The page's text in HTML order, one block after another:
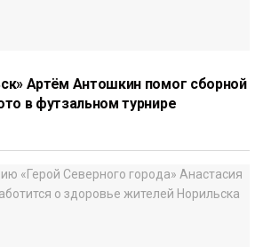
Артём Антошкин помог сборной
в футзальном турнире